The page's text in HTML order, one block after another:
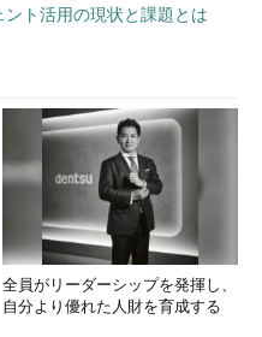
ト活用の現状と課題とは
全員がリーダーシップを発揮し、
自分より優れた人財を育成する